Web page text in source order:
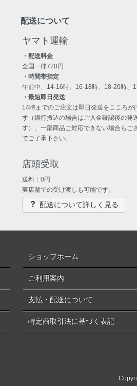
配送について
ヤマト運輸
・配送料金
全国一律770円
・時間帯指定
午前中、14-16時、16-18時、18-20時、
・最短即日発送
14時までのご注文は即日発送をこころが
す（銀行振込の場合はご入金確認後の発
す）。一部商品ご対応できない場合もご
でご了承下さい。
店頭受取
送料：0円
実店舗での受け渡しも可能です。
配送について詳しく見る
ショップホーム
ご利用案内
支払・配送について
特定商取引法に基づく表記